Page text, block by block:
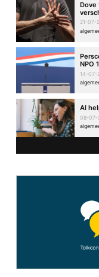
Dove
21-07-
NPO
14-07-
AI
08-07-